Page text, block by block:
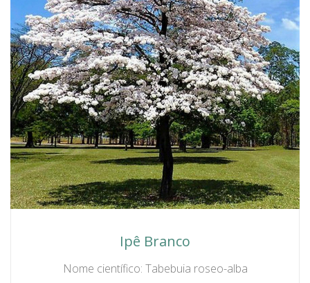
Ipê Branco
Nome científico: Tabebuia roseo-alba